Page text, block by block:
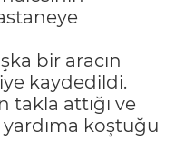
bir aracın
kaydedildi.
attığı ve
koştuğu